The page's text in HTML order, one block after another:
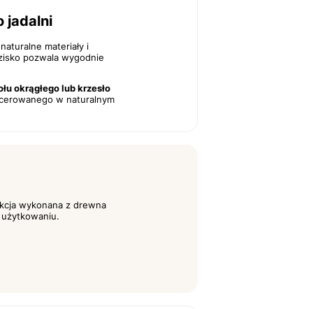
jadalni
materiały i
pozwala wygodnie
okrągłego lub krzesło
w naturalnym
wykonana z drewna